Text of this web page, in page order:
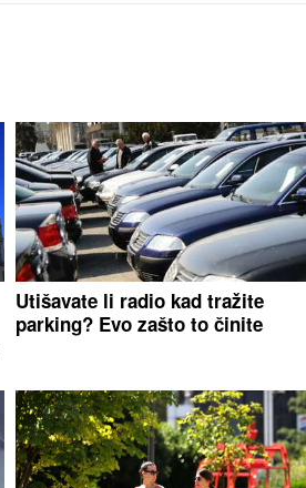
Utišavate li radio kad tražite
parking? Evo zašto to činite